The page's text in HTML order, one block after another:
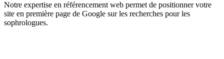
Notre expertise en référencement web permet de positionner votre
site en première page de Google sur les recherches pour les
sophrologues.